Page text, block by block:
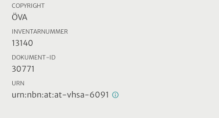
COPYRIGHT
ÖVA
INVENTARNUMMER
13140
DOKUMENT-ID
30771
URN
urn:nbn:at:at-vhsa-6091